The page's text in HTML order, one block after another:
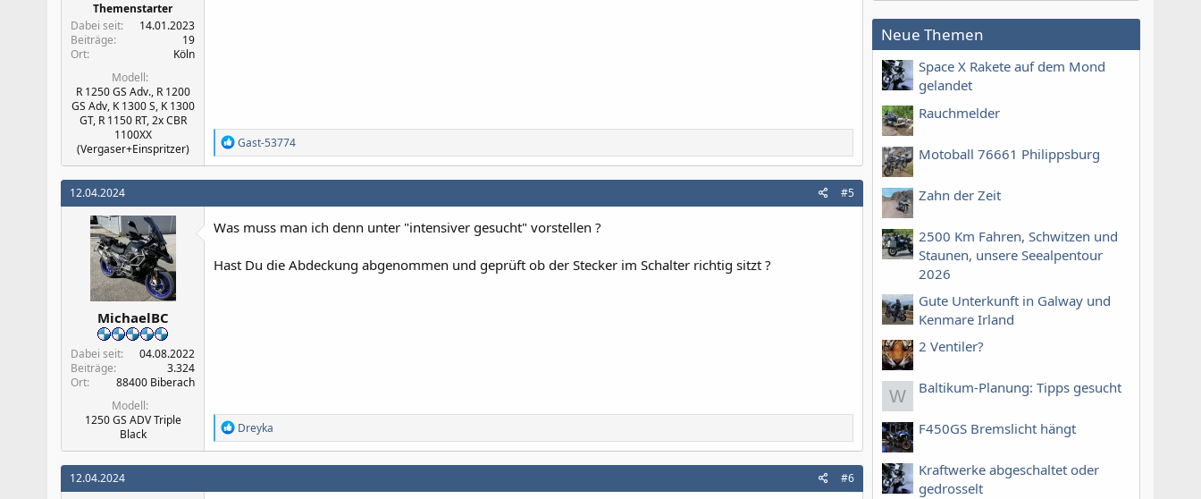
Themenstarter
Dabei seit
14.01.2023
Beiträge
19
Ort
Köln
Modell
R 1250 GS Adv., R 1200
GS Adv, K 1300 S, K 1300
GT, R 1150 RT, 2x CBR
1100XX
(Vergaser+Einspritzer)
R
e
a
k
o
n
Gast-53774
12.04.2024 #5
MichaelBC
Dabei seit
04.08.2022
Beiträge
3.324
Ort
88400 Biberach
Modell
1250 GS ADV Triple
Black
Was muss man ich denn unter "intensiver gesucht" vorstellen ?
Hast Du die Abdeckung abgenommen und geprüft ob der Stecker im Schalter richtig sitzt ?
R
e
a
k
Dreyka
12.04.2024 #6
Neue Themen
Space X Rakete auf dem Mond
gelandet
Rauchmelder
Motoball 76661 Philippsburg
Zahn der Zeit
2500 Km Fahren, Schwitzen und
Staunen, unsere Seealpentour
2026
Gute Unterkunft in Galway und
Kenmare Irland
2 Ventiler?
W Baltikum-Planung: Tipps gesucht
F450GS Bremslicht hängt
Kraftwerke abgeschaltet oder
gedrosselt